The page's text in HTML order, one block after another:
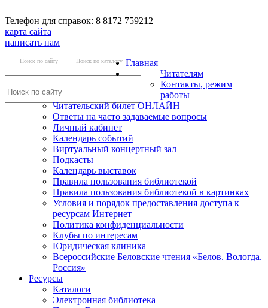
Телефон для справок: 8 8172 759212
карта сайта
написать нам
Поиск по сайту Поиск по каталогу Главная
Читателям
Контакты, режим
работы
Читательский билет ОНЛАЙН
Ответы на часто задаваемые вопросы
Личный кабинет
Календарь событий
Виртуальный концертный зал
Подкасты
Календарь выставок
Правила пользования библиотекой
Правила пользования библиотекой в картинках
Условия и порядок предоставления доступа к
ресурсам Интернет
Политика конфиденциальности
Клубы по интересам
Юридическая клиника
Всероссийские Беловские чтения «Белов. Вологда.
Россия»
Ресурсы
Каталоги
Электронная библиотека